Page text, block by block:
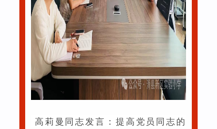
高莉曼同志发言：提高党员同志的